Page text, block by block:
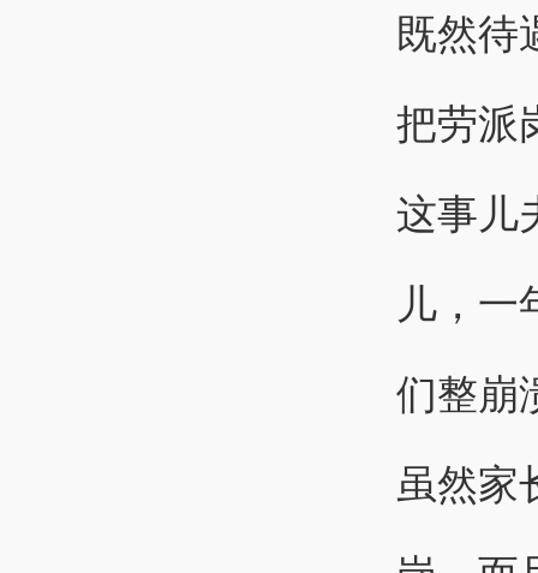
既然待
把劳派
这事儿
儿，一
们整崩
虽然家